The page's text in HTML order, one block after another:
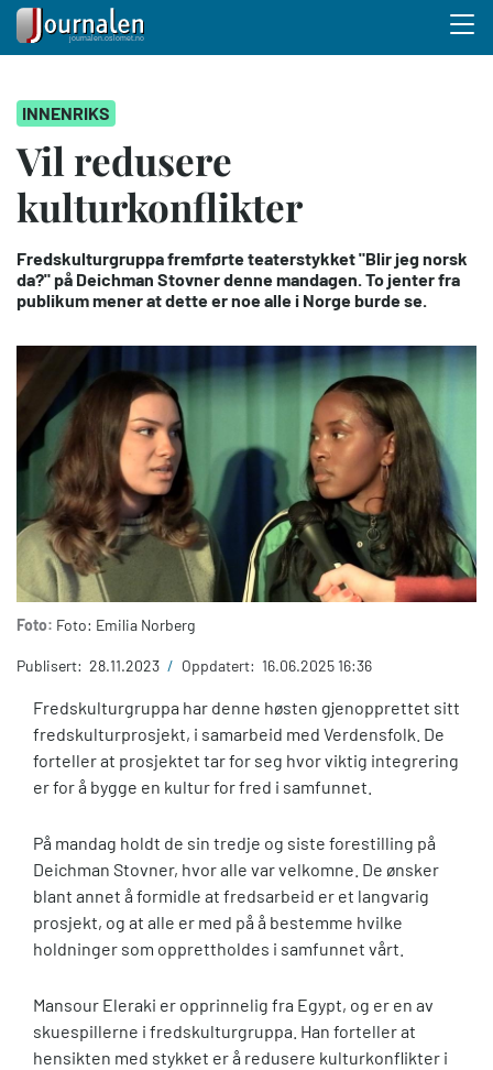
hovedinnhold
INNENRIKS
Vil redusere
kulturkonflikter
Fredskulturgruppa fremførte teaterstykket "Blir jeg norsk
da?" på Deichman Stovner denne mandagen. To jenter fra
publikum mener at dette er noe alle i Norge burde se.
Foto: Foto: Emilia Norberg
Publisert: 28.11.2023 / Oppdatert: 16.06.2025 16:36
Fredskulturgruppa har denne høsten gjenopprettet sitt
fredskulturprosjekt, i samarbeid med Verdensfolk. De
forteller at prosjektet tar for seg hvor viktig integrering
er for å bygge en kultur for fred i samfunnet.
På mandag holdt de sin tredje og siste forestilling på
Deichman Stovner, hvor alle var velkomne. De ønsker
blant annet å formidle at fredsarbeid er et langvarig
prosjekt, og at alle er med på å bestemme hvilke
holdninger som opprettholdes i samfunnet vårt.
Mansour Eleraki er opprinnelig fra Egypt, og er en av
skuespillerne i fredskulturgruppa. Han forteller at
hensikten med stykket er å redusere kulturkonflikter i